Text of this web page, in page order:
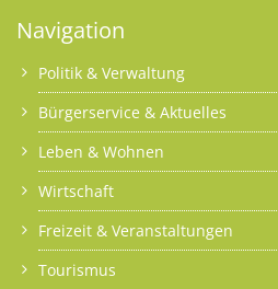
Navigation
Politik & Verwaltung
Bürgerservice & Aktuelles
Leben & Wohnen
Wirtschaft
Freizeit & Veranstaltungen
Tourismus